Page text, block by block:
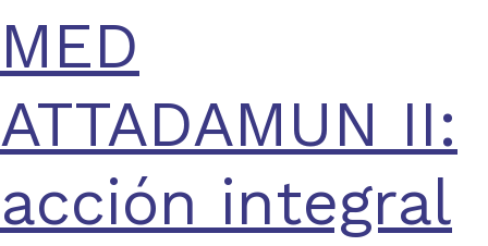
MED
ATTADAMUN II:
acción integral